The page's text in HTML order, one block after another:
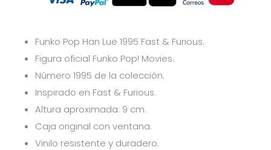
Funko Pop Han Lue 1995 Fast & Furious.
Figura oficial Funko Pop! Movies.
Número 1995 de la colección.
Inspirado en Fast & Furious.
Altura aproximada: 9 cm.
Caja original con ventana.
Vinilo resistente y duradero.